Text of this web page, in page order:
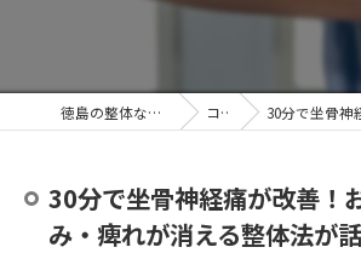
徳島の整体ならワイルドボディ コラム 30分で坐骨神経痛が改善！
30分で坐骨神経痛が改善！
み・痺れが消える整体法が